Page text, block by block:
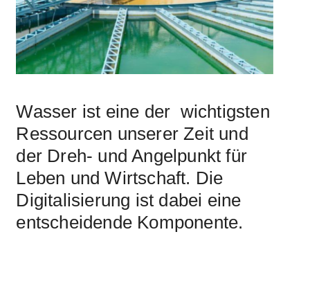
Wasser ist eine der wichtigsten
Ressourcen unserer Zeit und
der Dreh- und Angelpunkt für
Leben und Wirtschaft. Die
Digitalisierung ist dabei eine
entscheidende Komponente.